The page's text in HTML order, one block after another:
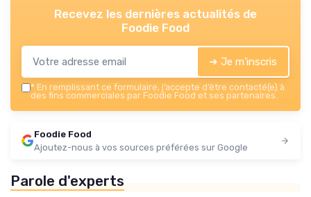
Recevez les dernières actualités de
Foodie Food
➔ Je m'inscris
* En remplissant ce formulaire, j’accepte d’être contacté(e) à
des fins commerciales par Foodie Food et ses partenaires.
Foodie Food
Ajoutez-nous à vos sources préférées sur Google
Parole d'experts